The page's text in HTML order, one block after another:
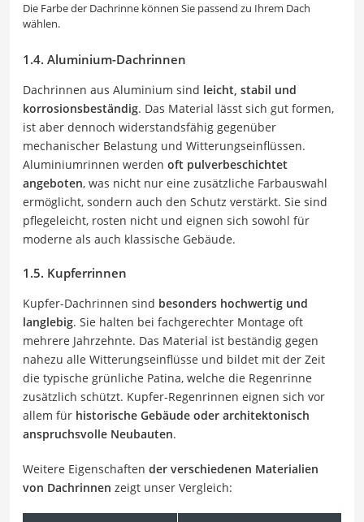
Die Farbe der Dachrinne können Sie passend zu Ihrem Dach
wählen.
1.4. Aluminium-Dachrinnen
Dachrinnen aus Aluminium sind leicht, stabil und
korrosionsbeständig. Das Material lässt sich gut formen,
ist aber dennoch widerstandsfähig gegenüber
mechanischer Belastung und Witterungseinflüssen.
Aluminiumrinnen werden oft pulverbeschichtet
angeboten, was nicht nur eine zusätzliche Farbauswahl
ermöglicht, sondern auch den Schutz verstärkt. Sie sind
pflegeleicht, rosten nicht und eignen sich sowohl für
moderne als auch klassische Gebäude.
1.5. Kupferrinnen
Kupfer-Dachrinnen sind besonders hochwertig und
langlebig. Sie halten bei fachgerechter Montage oft
mehrere Jahrzehnte. Das Material ist beständig gegen
nahezu alle Witterungseinflüsse und bildet mit der Zeit
die typische grünliche Patina, welche die Regenrinne
zusätzlich schützt. Kupfer-Regenrinnen eignen sich vor
allem für historische Gebäude oder architektonisch
anspruchsvolle Neubauten.
Weitere Eigenschaften der verschiedenen Materialien
von Dachrinnen zeigt unser Vergleich: